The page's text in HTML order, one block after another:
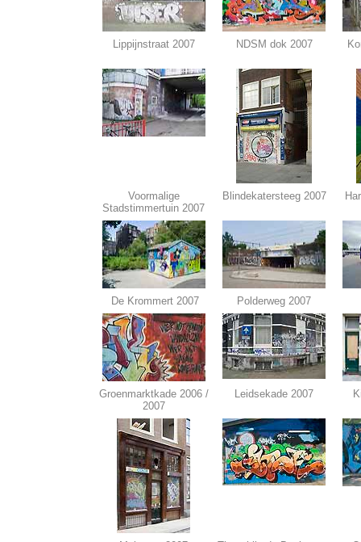
Lippijnstraat 2007 NDSM dok 2007
Voormalige
Stadstimmertuin 2007
Blindekatersteeg 2007
De Krommert 2007 Polderweg 2007
Groenmarktkade 2006 /
2007
Leidsekade 2007